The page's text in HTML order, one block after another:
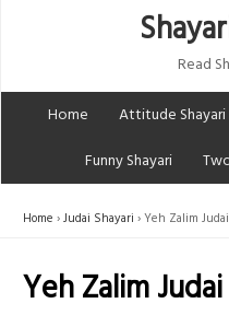
Read
Home
Attitude Shayari
Funny Shayari
Home Judai Shayari Yeh Zalim
Yeh Zalim